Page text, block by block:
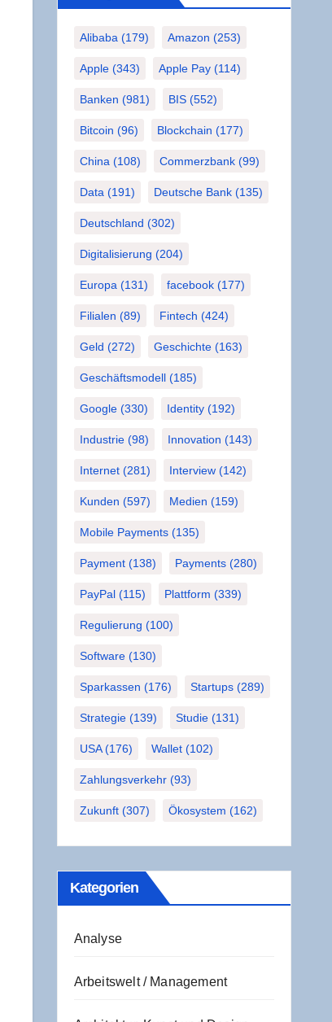
Alibaba (179) Amazon (253)
Apple(343) Apple Pay(114)
Banken (981) BIS(552)
Bitcoin (96) Blockchain (177)
China (108) Commerzbank(99)
Data (191) Deutsche Bank(135)
Deutschland (302)
Digitalisierung (204)
Europa (131) facebook(177)
Filialen (89) Fintech (424)
Geld (272) Geschichte(163)
Geschäftsmodell(185)
Google(330) Identity(192)
Industrie(98) Innovation (143)
Internet(281) Interview(142)
Kunden (597) Medien (159)
Mobile Payments(135)
Payment(138) Payments(280)
PayPal(115) Plattform (339)
Regulierung (100)
Software(130)
Sparkassen (176) Startups(289)
Strategie(139) Studie(131)
USA(176) Wallet(102)
Zahlungsverkehr(93)
Zukunft(307) Ökosystem (162)
Kate­go­rien
Analyse
Arbeitswelt / Management